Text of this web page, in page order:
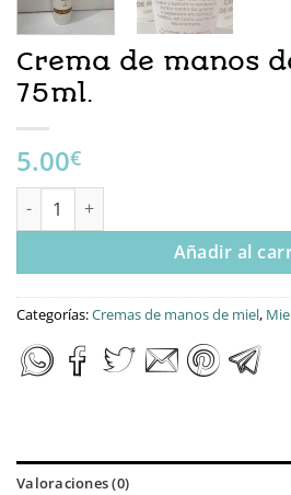
Crema de manos
75ml.
5.00€
Crema de manos de miel - 75ml.
Añadir al
Categorías:Cremas de manos de miel,
Valoraciones (0)